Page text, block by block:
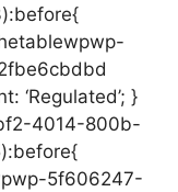
‘Regulated’; }
4014-800b-
5f606247-